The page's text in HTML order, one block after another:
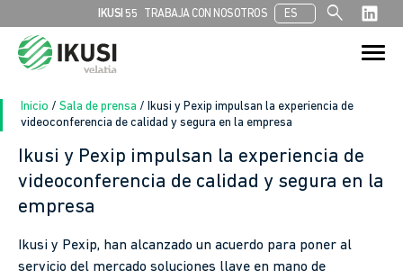
IKUSI 55 TRABAJA CON NOSOTROS ES search
Buscar:
Botón de
Inicio / Sala de prensa / Ikusi y Pexip impulsan la experiencia de
videoconferencia de calidad y segura en la empresa
Ikusi y Pexip impulsan la experiencia de
videoconferencia de calidad y segura en la
empresa
Ikusi y Pexip, han alcanzado un acuerdo para poner al
servicio del mercado soluciones llave en mano de